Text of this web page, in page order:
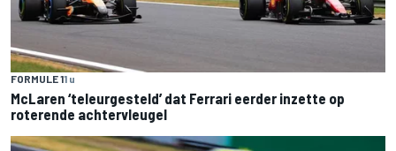
FORMULE 11 u
McLaren ‘teleurgesteld’ dat Ferrari eerder inzette op
roterende achtervleugel